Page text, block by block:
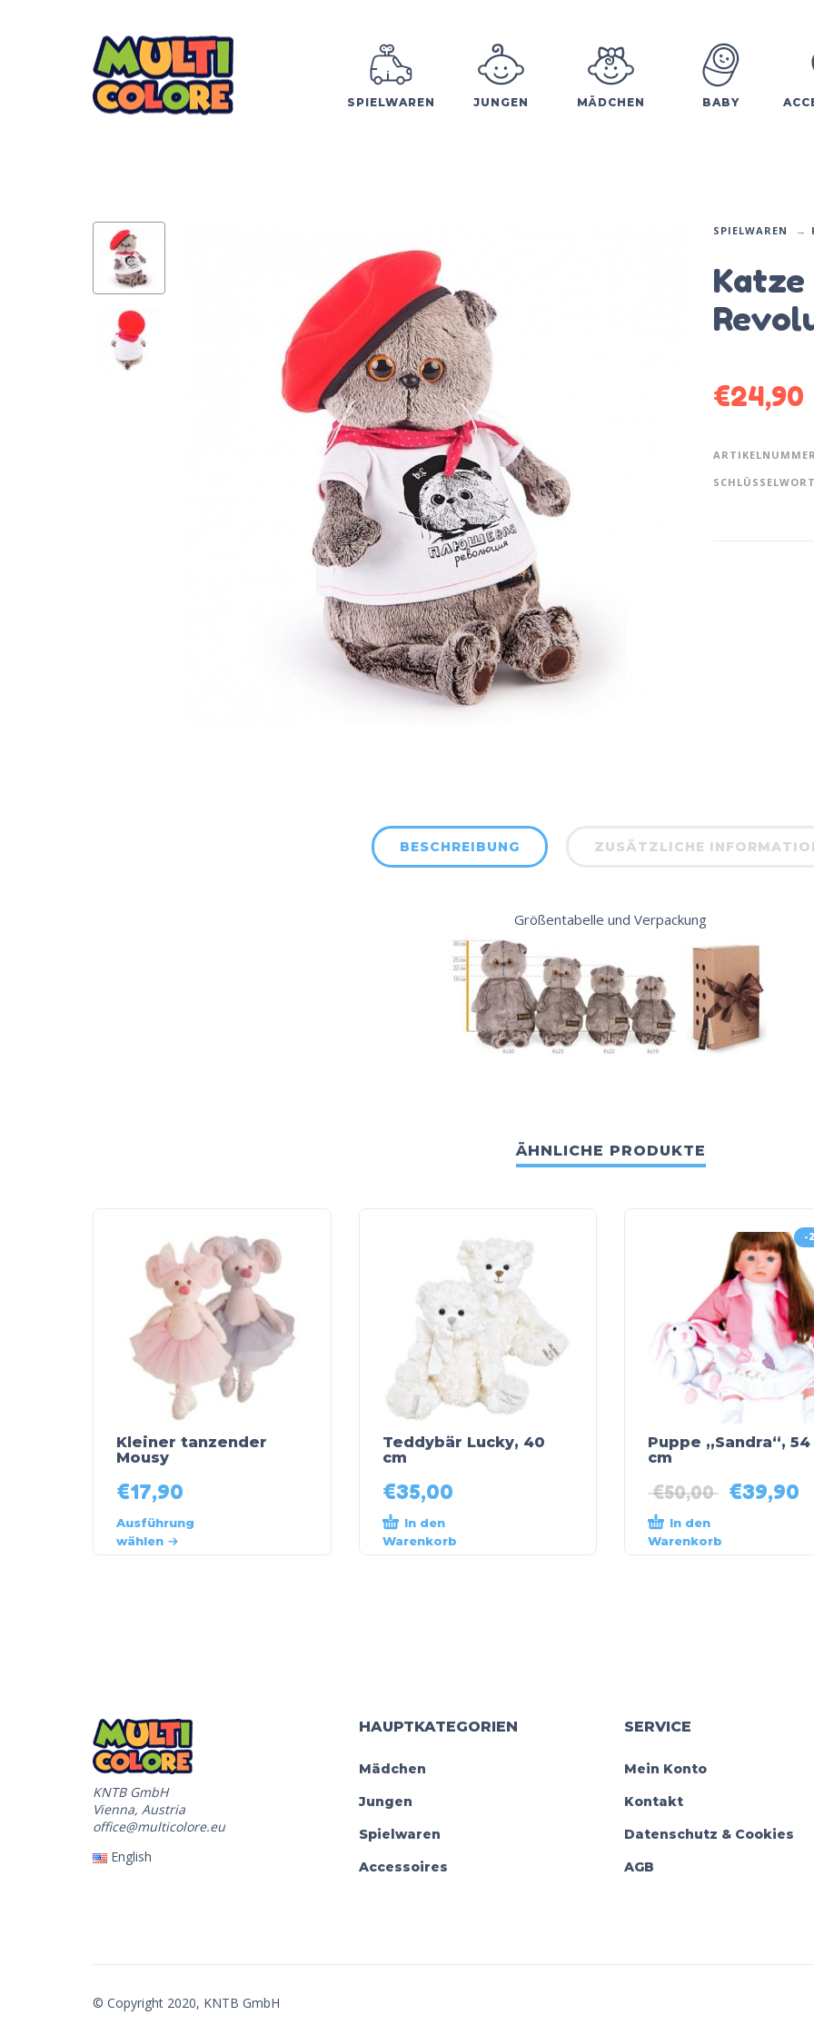
SPIELWAREN JUNGEN MÄDCHEN BABY
SPIELWAREN
Katze
€24,90
BESCHREIBUNG ZUSÄTZLICHE
Größentabelle und Verpackung
ÄHNLICHE PRODUKTE
Kleiner tanzender
Mousy
€17,90
Ausführung
wählen
Teddybär Lucky, 40
cm
€35,00
In den
Warenkorb
-
Puppe „Sandra“, 54
cm
€50,00 €39,90
In den
Warenkorb
KNTB GmbH
Vienna, Austria
office@multicolore.eu
English
HAUPTKATEGORIEN
Mädchen
Jungen
Spielwaren
Accessoires
SERVICE
Mein Konto
Kontakt
Datenschutz & Cookies
AGB
© Copyright 2020, KNTB GmbH